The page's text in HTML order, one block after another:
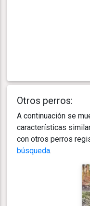
Otros perros:
A continuación se
características
con otros perros
búsqueda.